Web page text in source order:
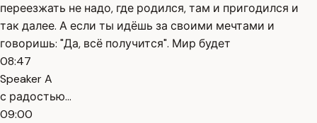
переезжать не надо, где родился, там и пригодился и
так далее. А если ты идёшь за своими мечтами и
говоришь: "Да, всё получится". Мир будет
08:47
Speaker A
с радостью...
09:00